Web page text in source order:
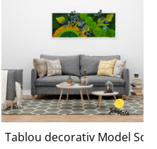
– Model Elegant cu
Tablou decorativ Model